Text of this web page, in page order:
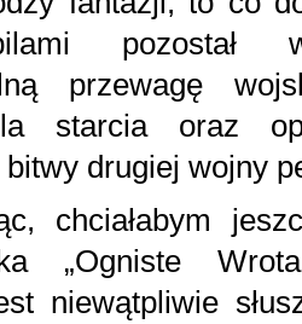
pozostał
przewagę
starcia oraz
bitwy drugiej wojny
chciałabym
„Ogniste
niewątpliwie